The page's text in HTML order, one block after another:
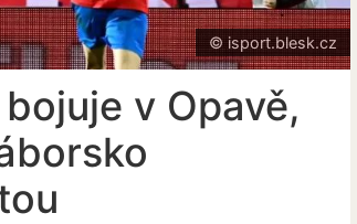
© isport.blesk.cz
v Opavě,